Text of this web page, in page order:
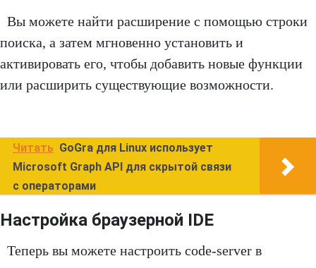
Вы можете найти расширение с помощью строки
поиска, а затем мгновенно установить и
активировать его, чтобы добавить новые функции
или расширить существующие возможности.
Читать GoGra для Linux использует
Microsoft Graph API для скрытой связи
с операторами
Настройка браузерной IDE
Теперь вы можете настроить code-server в